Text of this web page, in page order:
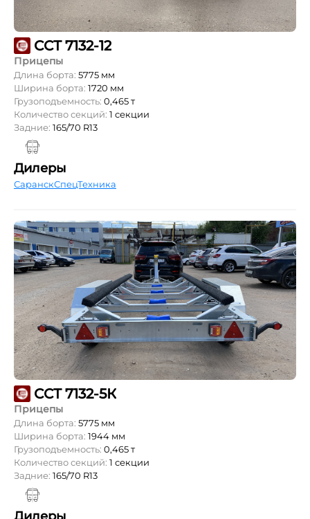
ССТ 7132-12
Прицепы
Длина борта: 5775 мм
Ширина борта: 1720 мм
Грузоподъемность: 0,465 т
Количество секций: 1 секции
Задние: 165/70 R13
Дилеры
СаранскСпецТехника
ССТ 7132-5К
Прицепы
Длина борта: 5775 мм
Ширина борта: 1944 мм
Грузоподъемность: 0,465 т
Количество секций: 1 секции
Задние: 165/70 R13